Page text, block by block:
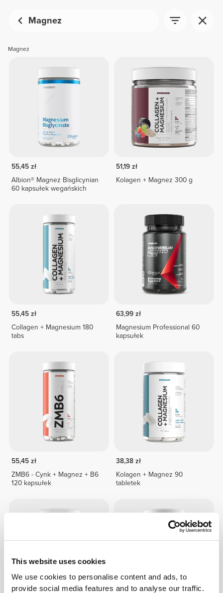
This website uses cookies
We use cookies to personalise content and ads, to
provide social media features and to analyse our traffic.
Magnez
Magnez
55,45 zł
Albion® Magnez Bisglicynian
60 kapsułek wegańskich
51,19 zł
Kolagen + Magnez 300 g
55,45 zł
Collagen + Magnesium 180
tabs
63,99 zł
Magnesium Professional 60
kapsułek
55,45 zł
ZMB6 - Cynk + Magnez + B6
120 kapsułek
38,38 zł
Kolagen + Magnez 90
tabletek